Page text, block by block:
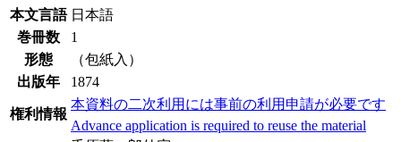
本文言語 日本語
巻冊数
1
形態
（包紙入）
出版年
1874
権利情報
本資料の二次利用には事前の利用申請が必要です
Advance application is required to reuse the material